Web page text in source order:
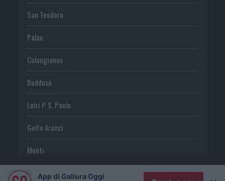
San Teodoro
Palau
Calangianus
Buddusò
Loiri P. S. Paolo
Golfo Aranci
Monti
TeltiApp di Gallura Oggi